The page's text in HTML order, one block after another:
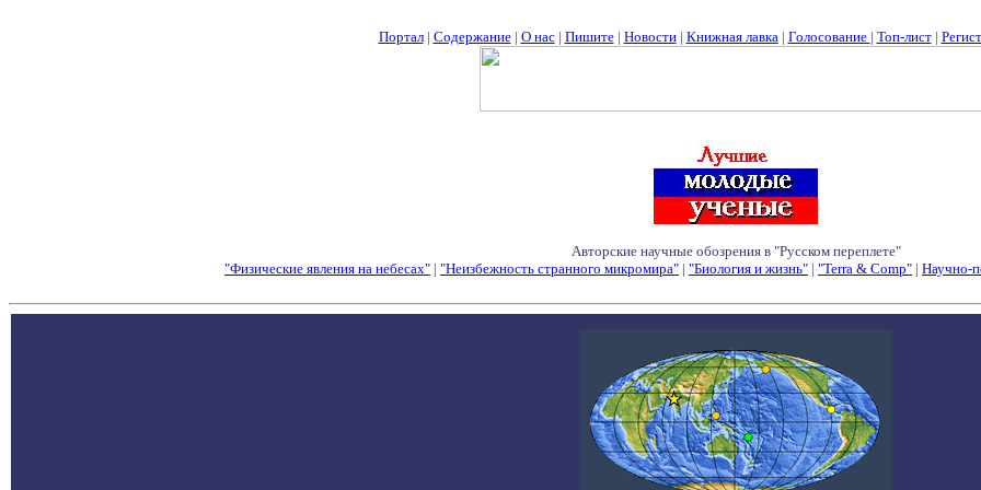
Портал| Содержание| О нас| Пишите| Новости| Книжная лавка| Голосование | Топ-лист|
Авторские научные обозрения в "Русском переплете"
"Физические явления на небесах" | "Неизбежность странного микромира" | "Биология и жизнь" | "Terra & Comp" | Научно-